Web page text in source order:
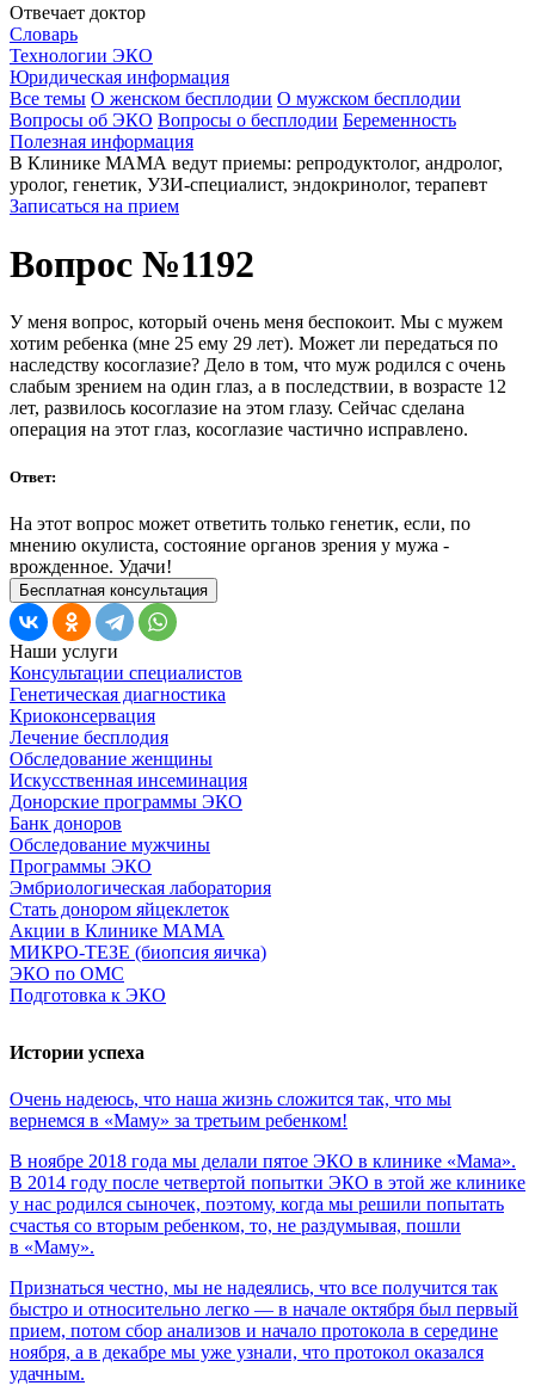
Отвечает доктор
Словарь
Технологии ЭКО
Юридическая информация
Все темы О женском бесплодии О мужском бесплодии
Вопросы об ЭКО Вопросы о бесплодии Беременность
Полезная информация
В Клинике МАМА ведут приемы: репродуктолог, андролог,
уролог, генетик, УЗИ-специалист, эндокринолог, терапевт
Записаться на прием
Вопрос №1192
У меня вопрос, который очень меня беспокоит. Мы с мужем
хотим ребенка (мне 25 ему 29 лет). Может ли передаться по
наследству косоглазие? Дело в том, что муж родился с очень
слабым зрением на один глаз, а в последствии, в возрасте 12
лет, развилось косоглазие на этом глазу. Сейчас сделана
операция на этот глаз, косоглазие частично исправлено.
Ответ:
На этот вопрос может ответить только генетик, если, по
мнению окулиста, состояние органов зрения у мужа -
врожденное. Удачи!
Бесплатная консультация
Наши услуги
Консультации специалистов
Генетическая диагностика
Криоконсервация
Лечение бесплодия
Обследование женщины
Искусственная инсеминация
Донорские программы ЭКО
Банк доноров
Обследование мужчины
Программы ЭКО
Эмбриологическая лаборатория
Стать донором яйцеклеток
Акции в Клинике МАМА
МИКРО-ТЕЗЕ (биопсия яичка)
ЭКО по ОМС
Подготовка к ЭКО
Истории успеха
Очень надеюсь, что наша жизнь сложится так, что мы
вернемся в «Маму» за третьим ребенком!
В ноябре 2018 года мы делали пятое ЭКО в клинике «Мама».
В 2014 году после четвертой попытки ЭКО в этой же клинике
у нас родился сыночек, поэтому, когда мы решили попытать
счастья со вторым ребенком, то, не раздумывая, пошли
в «Маму».
Признаться честно, мы не надеялись, что все получится так
быстро и относительно легко — в начале октября был первый
прием, потом сбор анализов и начало протокола в середине
ноября, а в декабре мы уже узнали, что протокол оказался
удачным.